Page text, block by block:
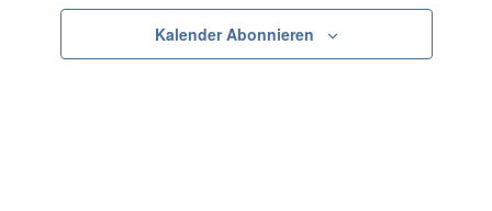
Kalender Abonnieren